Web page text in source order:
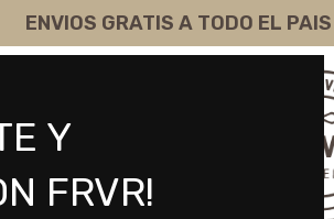
Y
FRVR!
ENVIOS GRATIS A TODO EL PAIS